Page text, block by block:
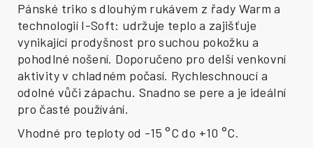
Pánské triko s dlouhým rukávem z řady Warm a
technologií I-Soft: udržuje teplo a zajišťuje
vynikající prodyšnost pro suchou pokožku a
pohodlné nošení. Doporučeno pro delší venkovní
aktivity v chladném počasí. Rychleschnoucí a
odolné vůči zápachu. Snadno se pere a je ideální
pro časté používání.
Vhodné pro teploty od -15 °C do +10 °C.